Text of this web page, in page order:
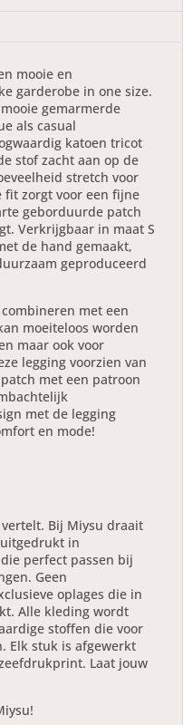
mooie en
garderobe in one size.
gemarmerde
als casual
katoen tricot
stof zacht aan op de
stretch voor
fit zorgt voor een fijne
geborduurde patch
Verkrijgbaar in maat S
de hand gemaakt,
geproduceerd
met een
moeiteloos worden
maar ook voor
legging voorzien van
met een patroon
met de legging
en mode!
Bij Miysu draait
in
perfect passen bij
Geen
oplages die in
Alle kleding wordt
stoffen die voor
Elk stuk is afgewerkt
Laat jouw